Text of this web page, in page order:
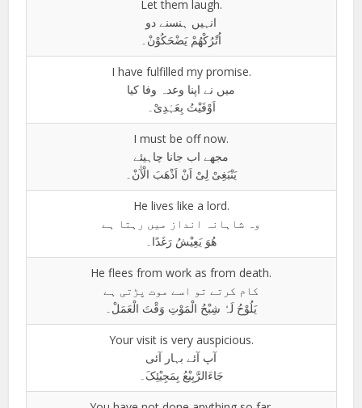
Let them laugh.
انہیں ہنسنے دو
اُتْرُکْھُمْ یَضْحَکُوْنْ۔
I have fulfilled my promise.
میں نے اپنا وعدہ وفا کیا
اَوْفَیْتُ بِعَہْدِیْ۔
I must be off now.
مجھے اب جانا چاہیئے
یَنْبَغِیْ لِیْ اَنْ اَذْھَبَ الْآٰنْ۔
He lives like a lord.
وہ شاہانہ انداز میں رہتا ہے
ھُوَ یَعِیْشُ رَغَدًا۔
He flees from work as from death.
کام کرتے تو اسے موت پڑتی ہے
یَلُوْحُ لَہٗ شِبْحُ الْمَوْتِ وَقْتَ الْعَمَلْ۔
Your visit is very auspicious.
آپ آئے بہار آئی
جَاءَالرَّبِیْعُ بِمَجِیْئِکَ۔